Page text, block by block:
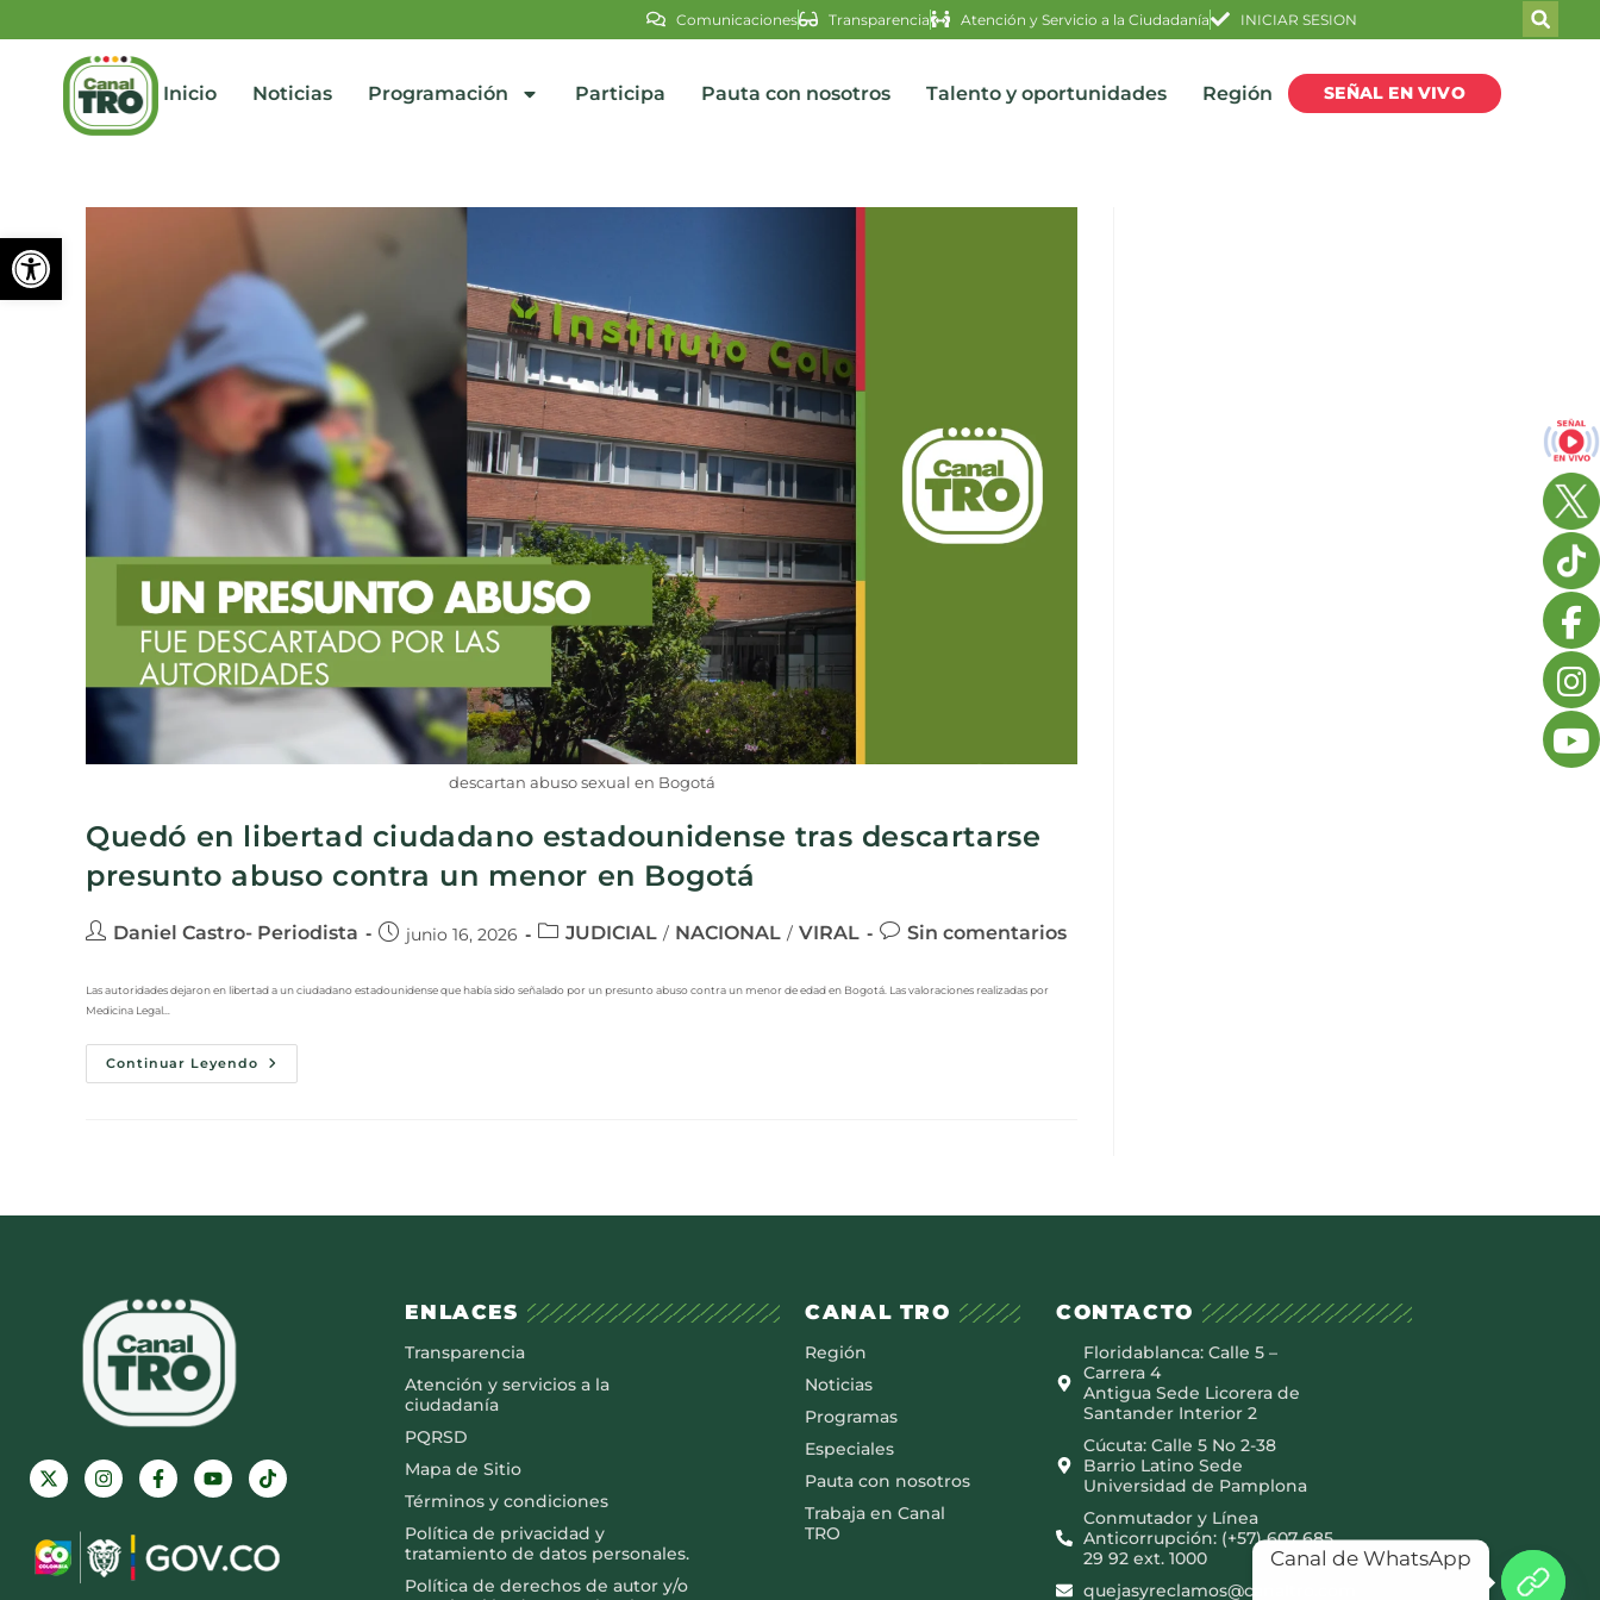
Abrir barra de herramientas
Comunicaciones Transparencia Atención y Servicio a la Ciudadanía INICIAR SESION
Inicio Noticias Programación Participa Pauta con nosotros Talento y oportunidades Región SEÑAL EN VIVO
descartan abuso sexual en Bogotá
Quedó en libertad ciudadano estadounidense tras descartarse
presunto abuso contra un menor en Bogotá
Daniel Castro- Periodista junio 16, 2026 JUDICIAL / NACIONAL / VIRAL Sin comentarios
Las autoridades dejaron en libertad a un ciudadano estadounidense que había sido señalado por un presunto abuso contra un menor de edad en Bogotá. Las valoraciones realizadas por
Medicina Legal…
Continuar Leyendo
ENLACES
Transparencia
Atención y servicios a la
ciudadanía
PQRSD
Mapa de Sitio
Términos y condiciones
Política de privacidad y
tratamiento de datos personales.
Política de derechos de autor y/o
CANAL TRO
Región
Noticias
Programas
Especiales
Pauta con nosotros
Trabaja en Canal
TRO
CONTACTO
Floridablanca: Calle 5 –
Carrera 4
Antigua Sede Licorera de
Santander Interior 2
Cúcuta: Calle 5 No 2-38
Barrio Latino Sede
Universidad de Pamplona
Conmutador y Línea
Anticorrupción: (+57) 607 685
29 92 ext. 1000
quejasyreclamos@canaltro.com
Canal de WhatsApp